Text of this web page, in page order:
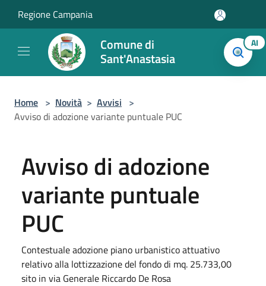
Regione Campania
Comune di
Sant'Anastasia
AI
Home > Novità > Avvisi >
Avviso di adozione variante puntuale PUC
Avviso di adozione
variante puntuale
PUC
Contestuale adozione piano urbanistico attuativo
relativo alla lottizzazione del fondo di mq. 25.733,00
sito in via Generale Riccardo De Rosa